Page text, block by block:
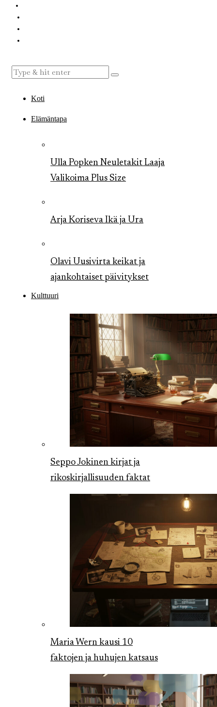
Koti
Elämäntapa
Ulla Popken Neuletakit Laaja
Valikoima Plus Size
Arja Koriseva Ikä ja Ura
Olavi Uusivirta keikat ja
ajankohtaiset päivitykset
Kulttuuri
Seppo Jokinen kirjat ja
rikoskirjallisuuden faktat
Maria Wern kausi 10
faktojen ja huhujen katsaus